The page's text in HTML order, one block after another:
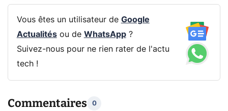
Vous êtes un utilisateur de Google
Actualitésou de WhatsApp?
Suivez-nous pour ne rien rater de l'actu
tech !
Commentaires 0